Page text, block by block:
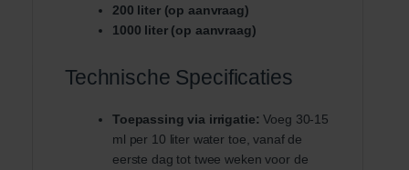
200 liter (op aanvraag)
1000 liter (op aanvraag)
Technische Specificaties
Toepassing via irrigatie: Voeg 30-15
ml per 10 liter water toe, vanaf de
eerste dag tot twee weken voor de